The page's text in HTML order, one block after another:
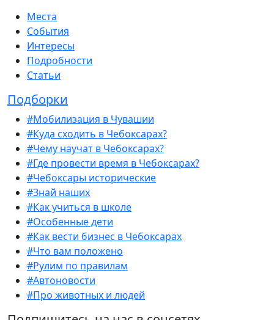
Места
События
Интересы
Подробности
Статьи
Подборки
#Мобилизация в Чувашии
#Куда сходить в Чебоксарах?
#Чему научат в Чебоксарах?
#Где провести время в Чебоксарах?
#Чебоксары исторические
#Знай наших
#Как учиться в школе
#Особенные дети
#Как вести бизнес в Чебоксарах
#Что вам положено
#Рулим по правилам
#Автоновости
#Про животных и людей